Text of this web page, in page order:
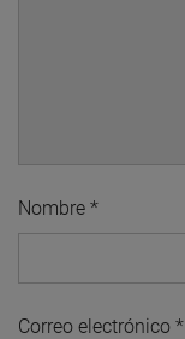
Nombre *
Correo electrónico *